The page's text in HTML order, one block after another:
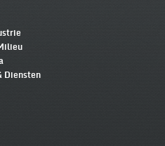
Diensten